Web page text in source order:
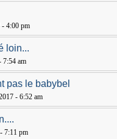
- 4:00 pm
loin...
7:54 am
pas le babybel
- 6:52 am
7:11 pm